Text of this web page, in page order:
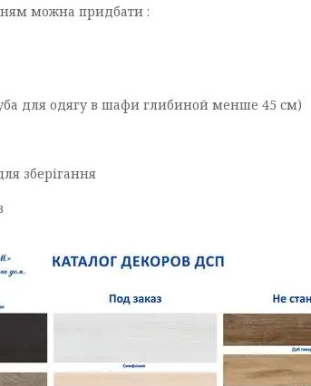
можна придбати :
для одягу в шафи глибиной менше 45 см)
зберігання